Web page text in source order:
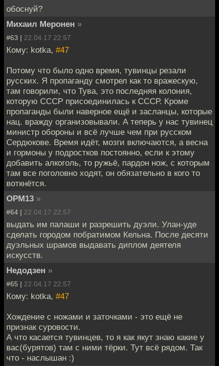
обоснуй?
Михаил Меронен »
#63 | 22.04.17 22:57
Кому: kotka, #47
Потому что было одно время, тувинцы резали
русских. Я пропаганду смотрел как то вражескую,
там говорили, что Тува, это последняя колония,
которую СССР присоединилась к СССР. Кроме
пропаганды были наверное ещё и засланцы, которые
нац. вражду организовывали. А теперь у нас тувинец
министр обороны и всё лучше чем при русском
Сердюкове. Время идёт, мозги включаются, а весна
и гормоны у подростков постоянно, если к этому
добавить алкоголь, то ружьё, пардон нож, с которым
там все поголовно ходят, он обязательно в кого то
воткнётся.
OPM13 »
#64 | 22.04.17 22:57
выдать им палаши и разрешить дуэли. Улан-уде
сделать городом побратимом Кельна. После десяти
дуэльных шрамов выдавать диплом деятеля
искусств.
Недодзен »
#65 | 22.04.17 22:57
Кому: kotka, #47
Хождение с ножами и заточками - это ещё не
признак суровости.
А что касается тувинцев, то я как якут знаю какие у
вас(бурятов) там с ними тёрки. Тут всё рядом. Так
что - наслышан :)